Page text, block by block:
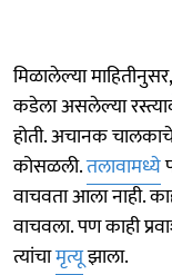
मिळालेल्या माहितीनुसर,
कडेला असलेल्या
होती. अचानक
कोसळली.तलावामध्ये
वाचवता आला नाही.
वाचवला. पण काही
त्यांचामृत्यूझाला.